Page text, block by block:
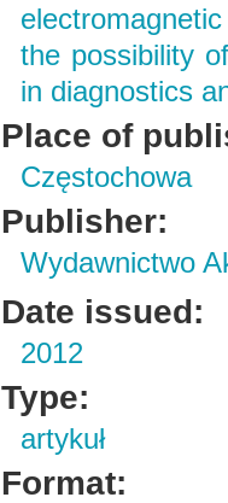
the possibility
in diagnostics
Place of
Częstochowa
Publisher:
Wydawnictwo
Date issued:
2012
Type:
artykuł
Format: